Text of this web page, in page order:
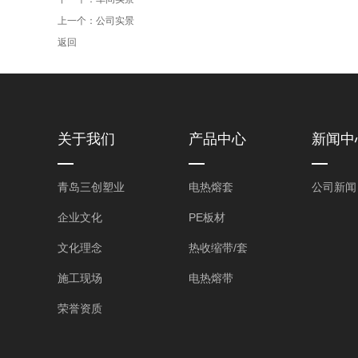
上一个： 公司实景
返回
关于我们
青岛三创塑业
企业文化
文化理念
施工现场
荣誉资质
产品中心
电热熔套
PE板材
热收缩带/套
电热熔带
新闻中
公司新闻